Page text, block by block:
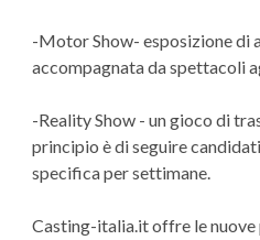
-Motor Show- esposizione di
accompagnata da spettacoli
-Reality Show - un gioco di
principio è di seguire
specifica per settimane.
Casting-italia.it offre le